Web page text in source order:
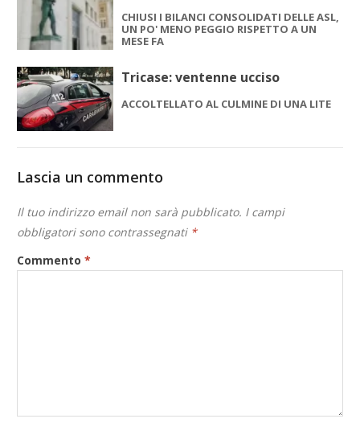
CHIUSI I BILANCI CONSOLIDATI DELLE ASL,
UN PO' MENO PEGGIO RISPETTO A UN
MESE FA
Tricase: ventenne ucciso
ACCOLTELLATO AL CULMINE DI UNA LITE
Lascia un commento
Il tuo indirizzo email non sarà pubblicato. I campi
obbligatori sono contrassegnati *
Commento*